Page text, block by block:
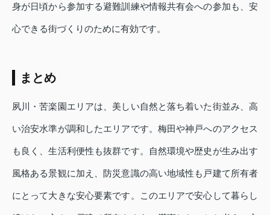
身が日頃から参加する避難訓練や情報共有会への参加も、安
心できる街づくりのために有効です。
まとめ
夙川・苦楽園エリアは、美しい自然と落ち着いた街並み、高
い治安水準が調和したエリアです。梅田や神戸へのアクセス
も良く、生活利便性も抜群です。自然環境や歴史が生み出す
風格ある景観に加え、防災意識の高い地域性も戸建て所有者
にとって大きな安心要素です。このエリアで安心して暮らし